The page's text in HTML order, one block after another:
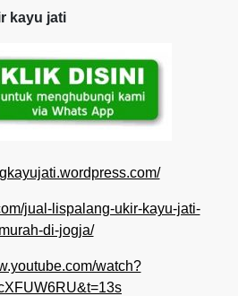
kayu jati
jual-lispalang-ukir-kayu-jati-
di-jogja/
watch?